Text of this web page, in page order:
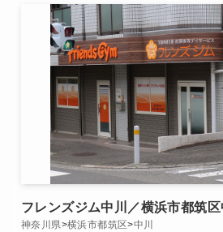
フレンズジム中川／横浜市都筑区
神奈川県>横浜市都筑区>中川